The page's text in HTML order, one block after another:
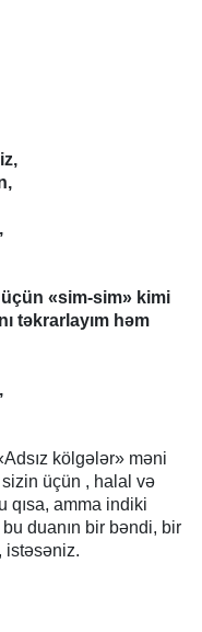
«sim-sim» kimi
təkrarlayım həm
kölgələr» məni
üçün , halal və
qısa, amma indiki
duanın bir bəndi, bir
istəsəniz.